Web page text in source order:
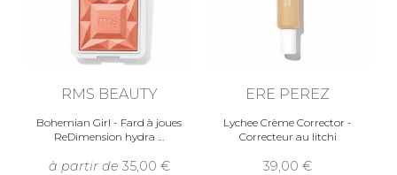
RMS BEAUTY
Bohemian Girl - Fard à joues
ReDimension hydra
à partir de 35,00
ERE PEREZ
Lychee Crème Corrector -
Correcteur au litchi
39,00